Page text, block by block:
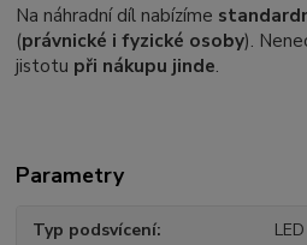
Na náhradní díl nabízíme
(právnické i fyzické osoby).
jistotu při nákupu jinde.
Parametry
Typ podsvícení LED